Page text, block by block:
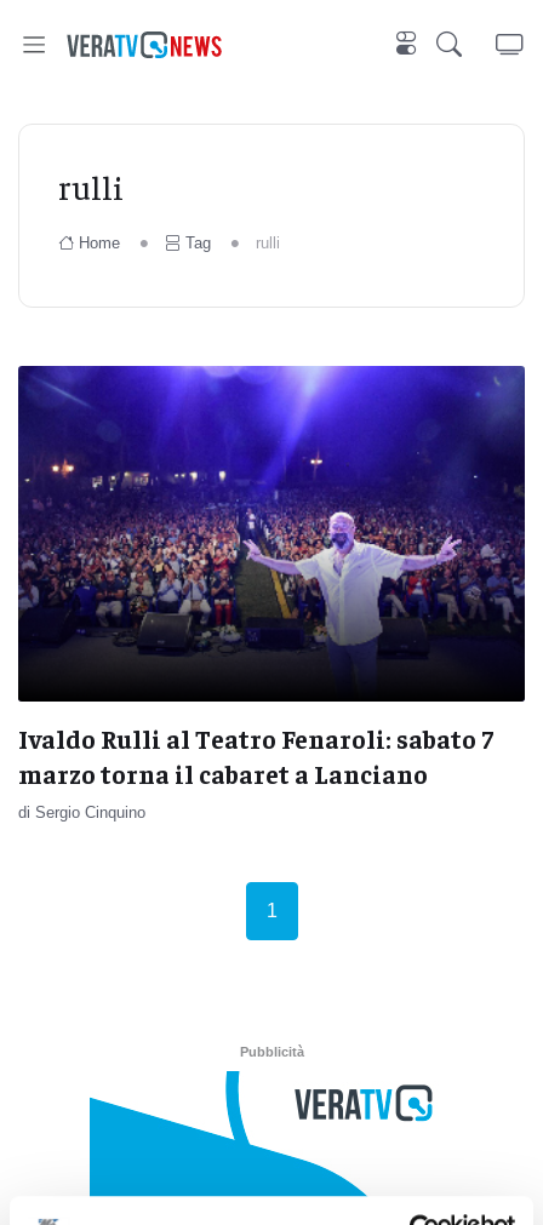
rulli
Home Tag rulli
Ivaldo Rulli al Teatro Fenaroli: sabato 7
marzo torna il cabaret a Lanciano
di Sergio Cinquino
1
Pubblicità